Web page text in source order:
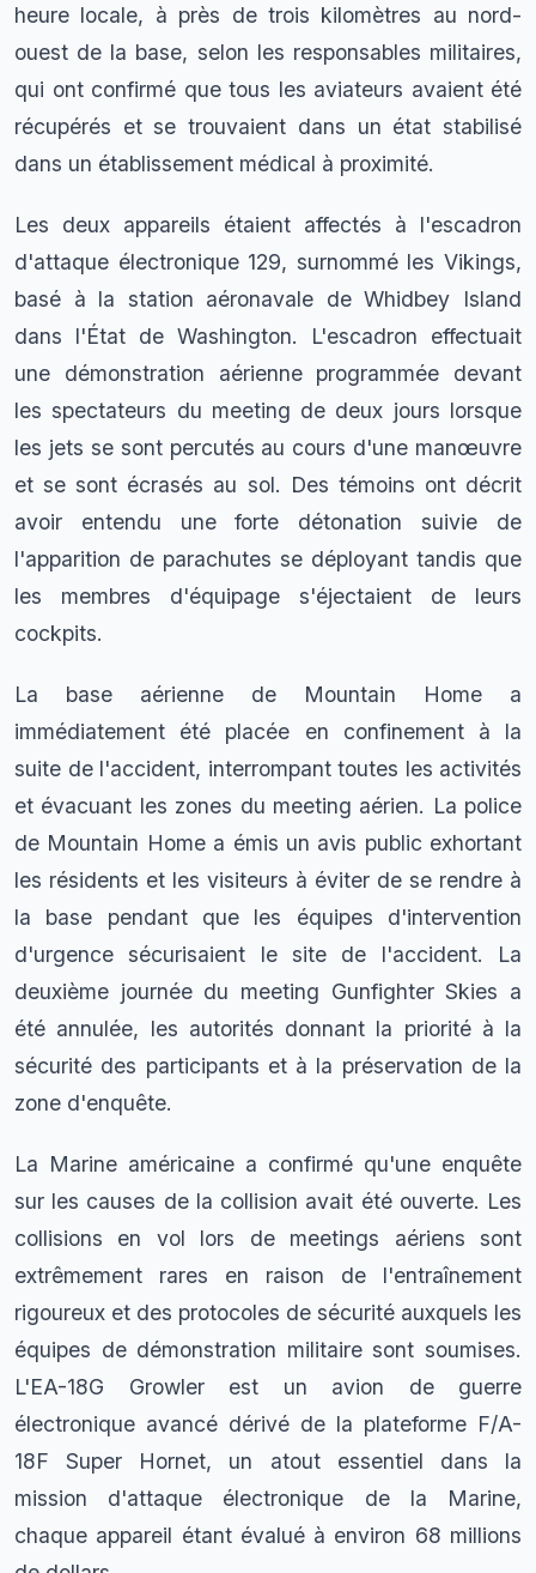
heure locale, à près de trois kilomètres au nord-
ouest de la base, selon les responsables militaires,
qui ont confirmé que tous les aviateurs avaient été
récupérés et se trouvaient dans un état stabilisé
dans un établissement médical à proximité.
Les deux appareils étaient affectés à l'escadron
d'attaque électronique 129, surnommé les Vikings,
basé à la station aéronavale de Whidbey Island
dans l'État de Washington. L'escadron effectuait
une démonstration aérienne programmée devant
les spectateurs du meeting de deux jours lorsque
les jets se sont percutés au cours d'une manœuvre
et se sont écrasés au sol. Des témoins ont décrit
avoir entendu une forte détonation suivie de
l'apparition de parachutes se déployant tandis que
les membres d'équipage s'éjectaient de leurs
cockpits.
La base aérienne de Mountain Home a
immédiatement été placée en confinement à la
suite de l'accident, interrompant toutes les activités
et évacuant les zones du meeting aérien. La police
de Mountain Home a émis un avis public exhortant
les résidents et les visiteurs à éviter de se rendre à
la base pendant que les équipes d'intervention
d'urgence sécurisaient le site de l'accident. La
deuxième journée du meeting Gunfighter Skies a
été annulée, les autorités donnant la priorité à la
sécurité des participants et à la préservation de la
zone d'enquête.
La Marine américaine a confirmé qu'une enquête
sur les causes de la collision avait été ouverte. Les
collisions en vol lors de meetings aériens sont
extrêmement rares en raison de l'entraînement
rigoureux et des protocoles de sécurité auxquels les
équipes de démonstration militaire sont soumises.
L'EA-18G Growler est un avion de guerre
électronique avancé dérivé de la plateforme F/A-
18F Super Hornet, un atout essentiel dans la
mission d'attaque électronique de la Marine,
chaque appareil étant évalué à environ 68 millions